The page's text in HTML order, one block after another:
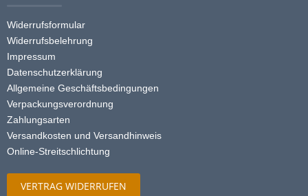
Widerrufsformular
Widerrufsbelehrung
Impressum
Datenschutzerklärung
Allgemeine Geschäftsbedingungen
Verpackungsverordnung
Zahlungsarten
Versandkosten und Versandhinweis
Online-Streitschlichtung
VERTRAG WIDERRUFEN